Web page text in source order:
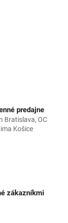
predajne
Bratislava, OC
Košice
zákazníkmi